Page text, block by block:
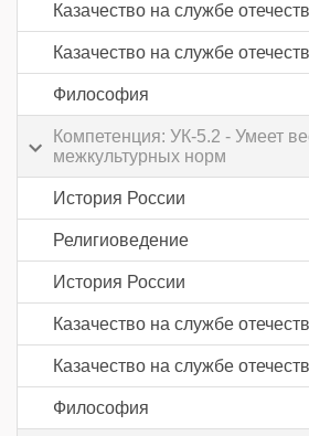
Казачество на службе
Казачество на службе
Философия
Компетенция: УК-5.2 - Умеет
межкультурных норм
История России
Религиоведение
История России
Казачество на службе
Казачество на службе
Философия